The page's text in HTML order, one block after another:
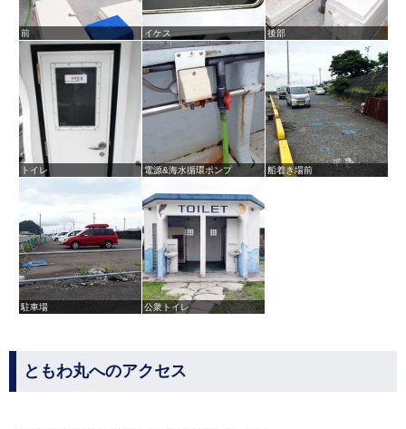
前 イケス 後部
トイレ 電源&海水循環ポンプ 船着き場前
駐車場 公衆トイレ
ともわ丸へのアクセス